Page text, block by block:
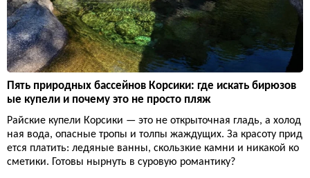
Пять природных бассейнов Корсики: где искать бирюзов
ые купели и почему это не просто пляж
Райские купели Корсики — это не открыточная гладь, а холод
ная вода, опасные тропы и толпы жаждущих. За красоту прид
ется платить: ледяные ванны, скользкие камни и никакой ко
сметики. Готовы нырнуть в суровую романтику?